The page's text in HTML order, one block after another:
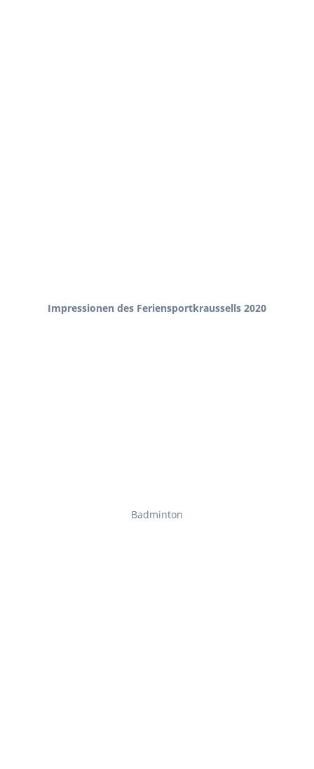
Impressionen des Feriensportkraussells 2020
Badminton